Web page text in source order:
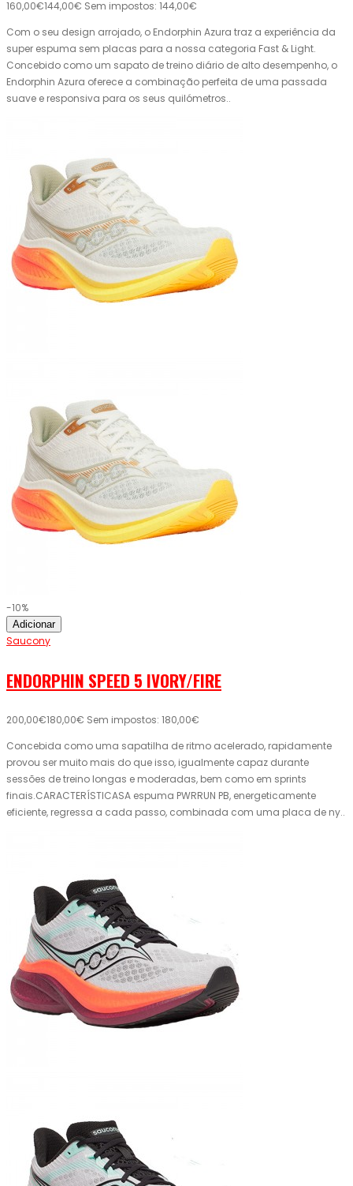
160,00€144,00€ Sem impostos: 144,00€
Com o seu design arrojado, o Endorphin Azura traz a experiência da
super espuma sem placas para a nossa categoria Fast & Light.
Concebido como um sapato de treino diário de alto desempenho, o
Endorphin Azura oferece a combinação perfeita de uma passada
suave e responsiva para os seus quilómetros..
-10%
Adicionar
Saucony
ENDORPHIN SPEED 5 IVORY/FIRE
200,00€180,00€ Sem impostos: 180,00€
Concebida como uma sapatilha de ritmo acelerado, rapidamente
provou ser muito mais do que isso, igualmente capaz durante
sessões de treino longas e moderadas, bem como em sprints
finais.CARACTERÍSTICASA espuma PWRRUN PB, energeticamente
eficiente, regressa a cada passo, combinada com uma placa de ny..